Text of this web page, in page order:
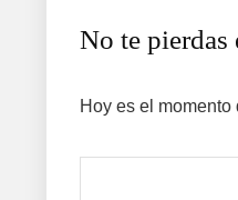
No te pierdas
Hoy es el